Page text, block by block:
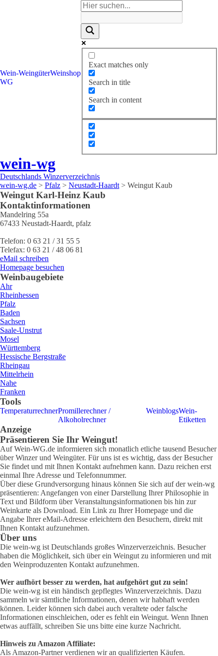
Wein-
WG
WeingüterWeinshop
Exact matches only
Search in title
Search in content
wein-wg
Deutschlands Winzerverzeichnis
wein-wg.de > Pfalz > Neustadt-Haardt > Weingut Kaub
Weingut Karl-Heinz Kaub
Kontaktinformationen
Mandelring 55a
67433 Neustadt-Haardt, pfalz
Telefon: 0 63 21 / 31 55 5
Telefax: 0 63 21 / 48 06 81
eMail schreiben
Homepage besuchen
Weinbaugebiete
Ahr
Rheinhessen
Pfalz
Baden
Sachsen
Saale-Unstrut
Mosel
Württemberg
Hessische Bergstraße
Rheingau
Mittelrhein
Nahe
Franken
Tools
TemperaturrechnerPromillerechner /
Alkoholrechner
WeinblogsWein-
Etiketten
Anzeige
Präsentieren Sie Ihr Weingut!
Auf Wein-WG.de informieren sich monatlich etliche tausend Besucher
über Winzer und Weingüter. Für uns ist es wichtig, dass der Besucher
Sie findet und mit Ihnen Kontakt aufnehmen kann. Dazu reichen erst
einmal Ihre Adresse und Telefonnummer.
Über diese Grundversorgung hinaus können Sie sich auf der wein-wg
präsentieren: Angefangen von einer Darstellung Ihrer Philosophie in
Text und Bildform über Veranstaltungsinformationen bis hin zur
Weinkarte als Download. Ein Link zu Ihrer Homepage und die
Angabe Ihrer eMail-Adresse erleichtern den Besuchern, direkt mit
Ihnen Kontakt aufzunehmen.
Über uns
Die wein-wg ist Deutschlands großes Winzerverzeichnis. Besucher
haben die Möglichkeit, sich über ein Weingut zu informieren und mit
den Weinproduzenten Kontakt aufzunehmen.
Wer aufhört besser zu werden, hat aufgehört gut zu sein!
Die wein-wg ist ein händisch gepflegtes Winzerverzeichnis. Dazu
sammeln wir sämtliche Informationen, denen wir habhaft werden
können. Leider können sich dabei auch veraltete oder falsche
Informationen einschleichen, oder es fehlt ein Weingut. Wenn Ihnen
etwas auffällt, schreiben Sie uns bitte eine kurze Nachricht.
Hinweis zu Amazon Affiliate:
Als Amazon-Partner verdienen wir an qualifizierten Käufen.